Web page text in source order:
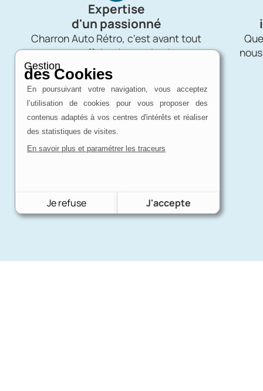
Expertise
d'un passionné
Charron Auto Rétro, c'est avant tout
une affaire de passion !
Gestion
des Cookies
En poursuivant votre navigation, vous acceptez
l’utilisation de cookies pour vous proposer des
contenus adaptés à vos centres d'intérêts et réaliser
des statistiques de visites.
En savoir plus et paramétrer les traceurs
Je refuse J'accepte